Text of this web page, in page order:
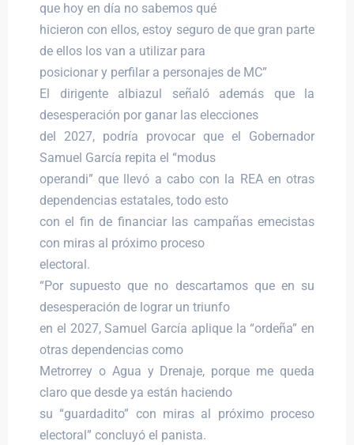
que hoy en día no sabemos qué
hicieron con ellos, estoy seguro de que gran parte
de ellos los van a utilizar para
posicionar y perfilar a personajes de MC”
El dirigente albiazul señaló además que la
desesperación por ganar las elecciones
del 2027, podría provocar que el Gobernador
Samuel García repita el “modus
operandi” que llevó a cabo con la REA en otras
dependencias estatales, todo esto
con el fin de financiar las campañas emecistas
con miras al próximo proceso
electoral.
“Por supuesto que no descartamos que en su
desesperación de lograr un triunfo
en el 2027, Samuel García aplique la “ordeña” en
otras dependencias como
Metrorrey o Agua y Drenaje, porque me queda
claro que desde ya están haciendo
su “guardadito” con miras al próximo proceso
electoral” concluyó el panista.